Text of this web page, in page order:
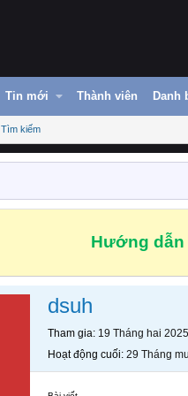
Tin mới Thành viên Danh
Tìm kiếm
Hướng dẫn
dsuh
Tham gia 19 Tháng hai 2025
Hoạt động cuối 29 Tháng